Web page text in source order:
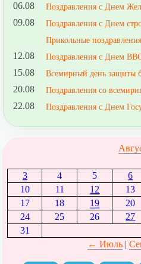
06.08 Поздравления с Днем
09.08
Поздравления с Днем
Прикольные
12.08 Поздравления с Днем
15.08 Всемирный день защиты
20.08 Поздравления со
22.08 Поздравления с Днем
3
4 5 6
10
11 12 13
17
18 19 20
24
25 26 27
31
← Июль|